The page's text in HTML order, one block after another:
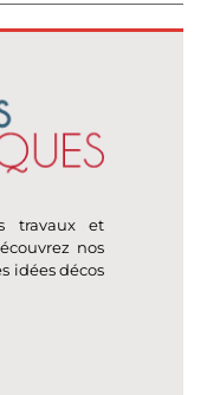
travaux et
nos
idées décos